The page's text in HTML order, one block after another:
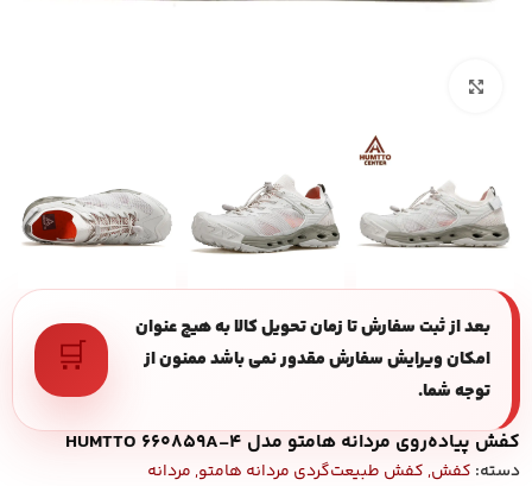
بعد از ثبت سفارش تا زمان تحویل کالا به هیچ عنوان
امکان ویرایش سفارش مقدور نمی باشد ممنون از
توجه شما.
🛒
کفش پیاده‌روی مردانه هامتو مدل HUMTTO 660859A-4
دسته: کفش,کفش طبیعت‌گردی مردانه هامتو,مردانه